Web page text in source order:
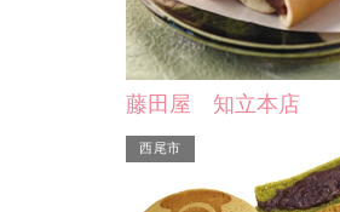
藤田屋 知立本店
西尾市